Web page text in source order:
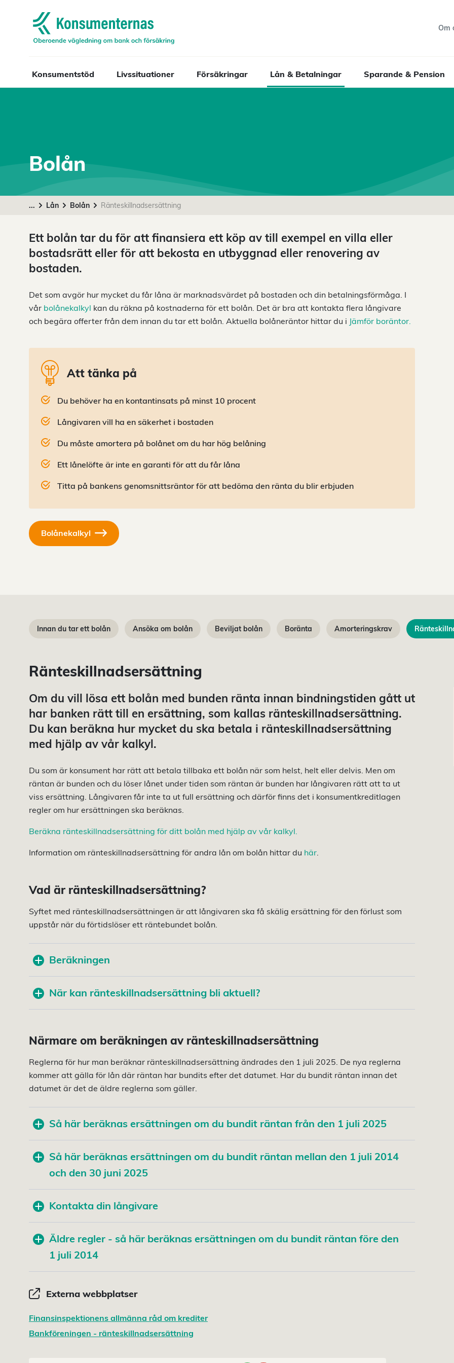
Navigera till startsidan
Om
Konsumentstöd Livssituationer Försäkringar Lån & Betalningar Sparande & Pension
Bolån
... Lån Bolån Ränteskillnadsersättning
Ett bolån tar du för att finansiera ett köp av till exempel en villa eller
bostadsrätt eller för att bekosta en utbyggnad eller renovering av
bostaden.
Det som avgör hur mycket du får låna är marknadsvärdet på bostaden och din betalningsförmåga. I
vår bolånekalkyl kan du räkna på kostnaderna för ett bolån. Det är bra att kontakta flera långivare
och begära offerter från dem innan du tar ett bolån. Aktuella bolåneräntor hittar du i Jämför boräntor.
Att tänka på
Du behöver ha en kontantinsats på minst 10 procent
Långivaren vill ha en säkerhet i bostaden
Du måste amortera på bolånet om du har hög belåning
Ett lånelöfte är inte en garanti för att du får låna
Titta på bankens genomsnittsräntor för att bedöma den ränta du blir erbjuden
Bolånekalkyl
Innan du tar ett bolån Ansöka om bolån Beviljat bolån Boränta Amorteringskrav
Ränteskillnadsersättning
Om du vill lösa ett bolån med bunden ränta innan bindningstiden gått ut
har banken rätt till en ersättning, som kallas ränteskillnadsersättning.
Du kan beräkna hur mycket du ska betala i ränteskillnadsersättning
med hjälp av vår kalkyl.
Du som är konsument har rätt att betala tillbaka ett bolån när som helst, helt eller delvis. Men om
räntan är bunden och du löser lånet under tiden som räntan är bunden har långivaren rätt att ta ut
viss ersättning. Långivaren får inte ta ut full ersättning och därför finns det i konsumentkreditlagen
regler om hur ersättningen ska beräknas.
Beräkna ränteskillnadsersättning för ditt bolån med hjälp av vår kalkyl.
Information om ränteskillnadsersättning för andra lån om bolån hittar du här.
Vad är ränteskillnadsersättning?
Syftet med ränteskillnadsersättningen är att långivaren ska få skälig ersättning för den förlust som
uppstår när du förtidslöser ett räntebundet bolån.
Beräkningen
När kan ränteskillnadsersättning bli aktuell?
Närmare om beräkningen av ränteskillnadsersättning
Reglerna för hur man beräknar ränteskillnadsersättning ändrades den 1 juli 2025. De nya reglerna
kommer att gälla för lån där räntan har bundits efter det datumet. Har du bundit räntan innan det
datumet är det de äldre reglerna som gäller.
Så här beräknas ersättningen om du bundit räntan från den 1 juli 2025
Så här beräknas ersättningen om du bundit räntan mellan den 1 juli 2014
och den 30 juni 2025
Kontakta din långivare
Äldre regler - så här beräknas ersättningen om du bundit räntan före den
1 juli 2014
Externa webbplatser
Finansinspektionens allmänna råd om krediter
Bankföreningen - ränteskillnadsersättning